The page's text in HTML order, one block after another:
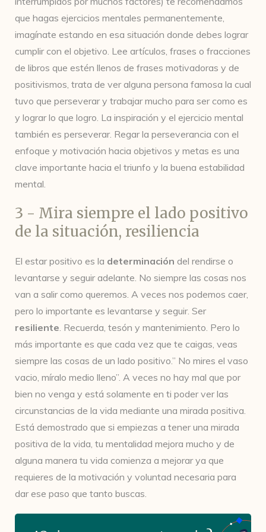
que hagas ejercicios mentales permanentemente,
imagínate estando en esa situación donde debes lograr
cumplir con el objetivo. Lee artículos, frases o fracciones
de libros que estén llenos de frases motivadoras y de
positivismos, trata de ver alguna persona famosa la cual
tuvo que perseverar y trabajar mucho para ser como es
y lograr lo que logro. La inspiración y el ejercicio mental
también es perseverar. Regar la perseverancia con el
enfoque y motivación hacia objetivos y metas es una
clave importante hacia el triunfo y la buena estabilidad
mental.
3 - Mira siempre el lado positivo
de la situación, resiliencia
El estar positivo es la determinación del rendirse o
levantarse y seguir adelante. No siempre las cosas nos
van a salir como queremos. A veces nos podemos caer,
pero lo importante es levantarse y seguir. Ser
resiliente. Recuerda, tesón y mantenimiento. Pero lo
más importante es que cada vez que te caigas, veas
siempre las cosas de un lado positivo.” No mires el vaso
vacio, míralo medio lleno”. A veces no hay mal que por
bien no venga y está solamente en ti poder ver las
circunstancias de la vida mediante una mirada positiva.
Está demostrado que si empiezas a tener una mirada
positiva de la vida, tu mentalidad mejora mucho y de
alguna manera tu vida comienza a mejorar ya que
requieres de la motivación y voluntad necesaria para
dar ese paso que tanto buscas.